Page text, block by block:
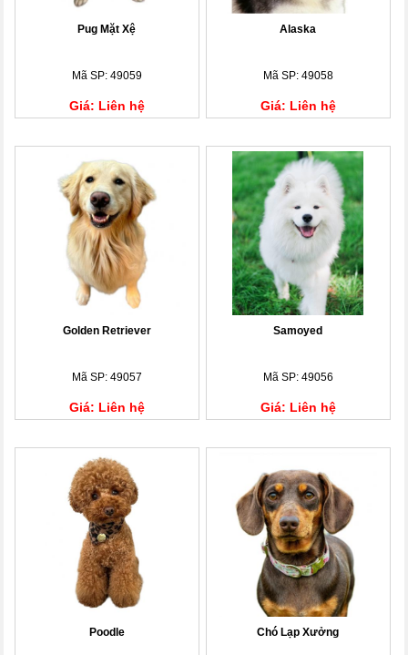
Pug Mặt Xệ
Mã SP: 49059
Giá: Liên hệ
Alaska
Mã SP: 49058
Giá: Liên hệ
Golden Retriever
Mã SP: 49057
Giá: Liên hệ
Samoyed
Mã SP: 49056
Giá: Liên hệ
Poodle Chó Lạp Xưởng